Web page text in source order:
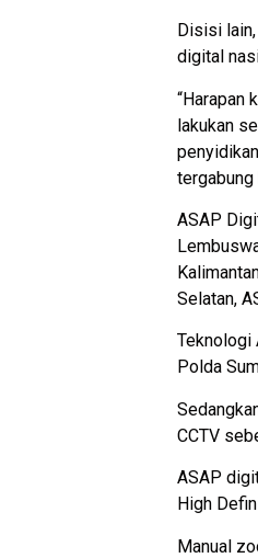
Disisi
digital
“Harapan
lakukan
tergabung
ASAP
Selatan,
Teknologi
Polda
CCTV
ASAP
High
Manual